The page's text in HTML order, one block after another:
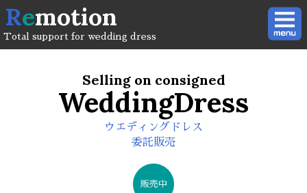
Remotion
Total support for wedding dress
Selling on consigned
WeddingDress
ウエディングドレス
委託販売